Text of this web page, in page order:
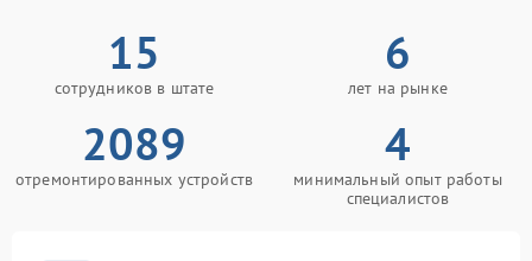
15
сотрудников в штате
6
лет на рынке
2089
отремонтированных устройств
4
минимальный опыт работы
специалистов